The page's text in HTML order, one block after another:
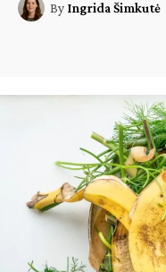
By Ingrida Šimkutė